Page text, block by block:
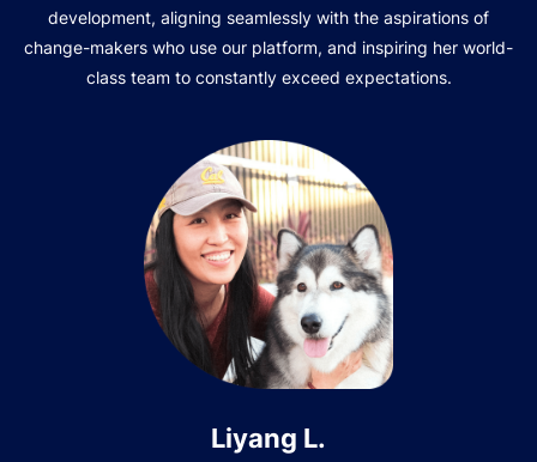
development, aligning seamlessly with the aspirations of
change-makers who use our platform, and inspiring her world-
class team to constantly exceed expectations.
Liyang L.